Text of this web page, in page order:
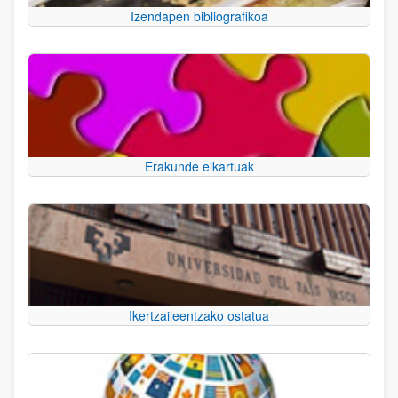
Izendapen bibliografikoa
Erakunde elkartuak
Ikertzaileentzako ostatua